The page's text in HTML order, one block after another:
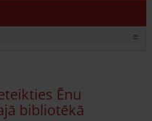
≡
Ēnu
bibliotēkā